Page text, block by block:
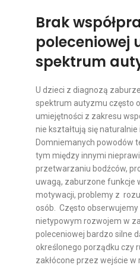
Brak
poleceniowej
spektrum
U dzieci z diagnozą
spektrum autyzmu często
umiejętności z zakresu
nie kształtują się
Domniemanych powodów
tym między innymi
przetwarzaniu bodźców,
uwagą, zaburzone funkcje
motywacji, problemy z
osób. Często obserwujemy
nietypowym rozwojem w
poleceniowej bardzo silne
określonego porządku czy
zakłócone przez wejście w